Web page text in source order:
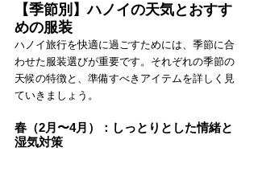
【季節別】ハノイの天気とおすす
めの服装
ハノイ旅行を快適に過ごすためには、季節に合
わせた服装選びが重要です。それぞれの季節の
天候の特徴と、準備すべきアイテムを詳しく見
ていきましょう。
春（2月〜4月）：しっとりとした情緒と
湿気対策